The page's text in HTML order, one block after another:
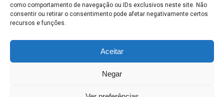
como comportamento de navegação ou IDs exclusivos neste site. Não
consentir ou retirar o consentimento pode afetar negativamente certos
recursos e funções.
Aceitar
Negar
MAPA DO SITE
SEDE DO ADMINISTRATIVO MUNICIPAL - Avenida